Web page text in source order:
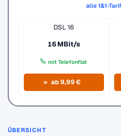
alle 1&1-
DSL 16
16 MBit/s
mit Telefonflat
ab 9,99 €
ÜBERSICHT